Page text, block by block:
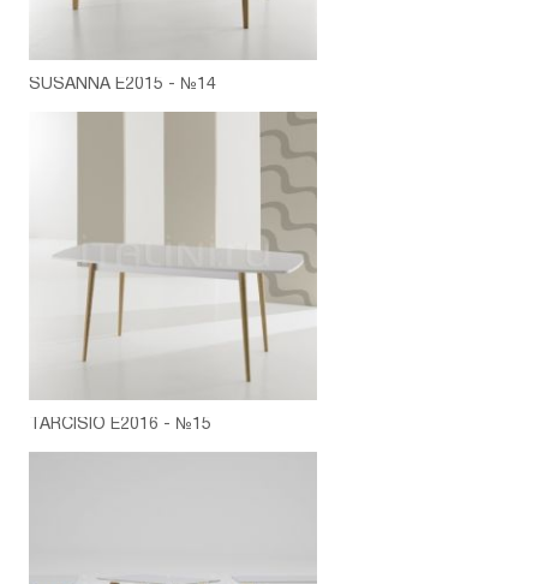
SUSANNA E2015 - №14
TARCISIO E2016 - №15